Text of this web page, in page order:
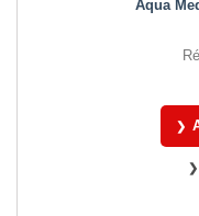
Aqua